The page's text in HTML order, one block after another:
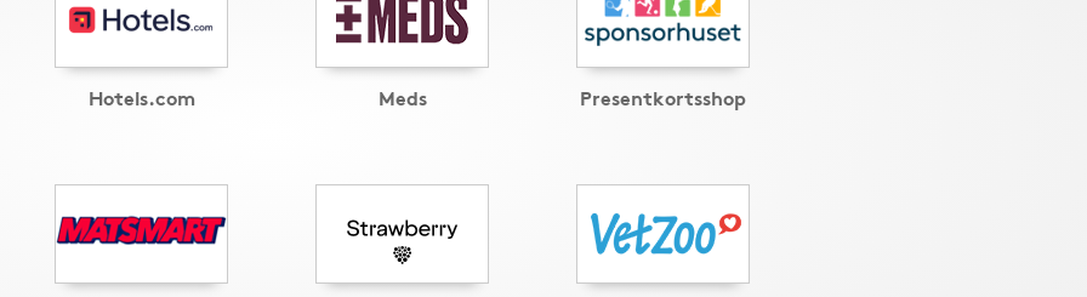
Hotels.com Meds Presentkortsshop